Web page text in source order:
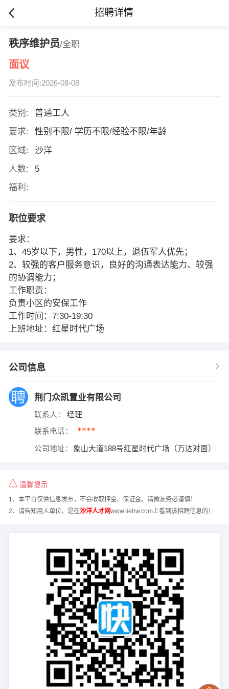
招聘详情
秩序维护员/全职
面议
发布时间:2026-08-08
类别:
普通工人
要求:
性别不限/ 学历不限/经验不限/年龄
区域:
沙洋
人数:
5
福利:
职位要求
要求：
1、45岁以下，男性，170以上，退伍军人优先；
2、较强的客户服务意识，良好的沟通表达能力、较强
的协调能力；
工作职责：
负责小区的安保工作
工作时间：7:30-19:30
上班地址：红星时代广场
公司信息
荆门众凯置业有限公司
联系人： 经理
联系电话： ****
公司地址： 象山大道188号红星时代广场（万达对面）
温馨提示
1、本平台仅供信息发布，不会收取押金、保证金，请微友务必谨慎！
2、请告知用人单位，是在沙洋人才网www.liehw.com上看到该招聘信息的！